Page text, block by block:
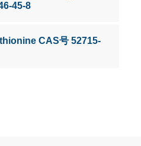
45-8
CAS号 52715-